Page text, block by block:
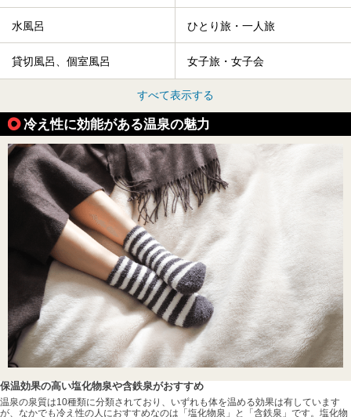
水風呂 ひとり旅・一人旅
貸切風呂、個室風呂 女子旅・女子会
すべて表示する
冷え性に効能がある温泉の魅力
保温効果の高い塩化物泉や含鉄泉がおすすめ
温泉の泉質は10種類に分類されており、いずれも体を温める効果は有しています
が、なかでも冷え性の人におすすめなのは「塩化物泉」と「含鉄泉」です。塩化物